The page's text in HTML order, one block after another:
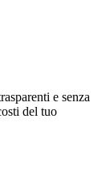
e senza
del tuo